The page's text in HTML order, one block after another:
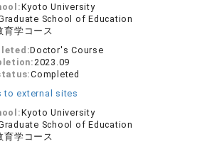
Kyoto University
School of Education
育学コース
Doctor's Course
2023.09
Completed
to external sites
Kyoto University
School of Education
育学コース